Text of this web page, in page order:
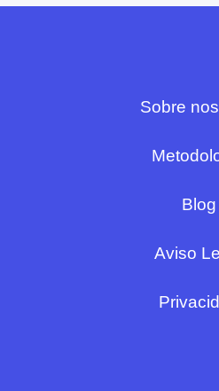
Sobre
Blog
Aviso